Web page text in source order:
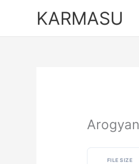
KARMASU
FILE SIZE